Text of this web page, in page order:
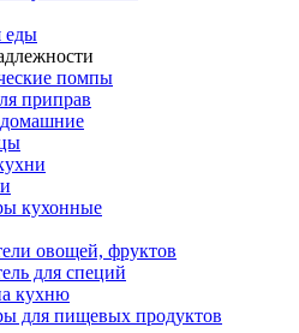
еды
помпы
приправ
кухонные
овощей, фруктов
для специй
кухню
для пищевых продуктов